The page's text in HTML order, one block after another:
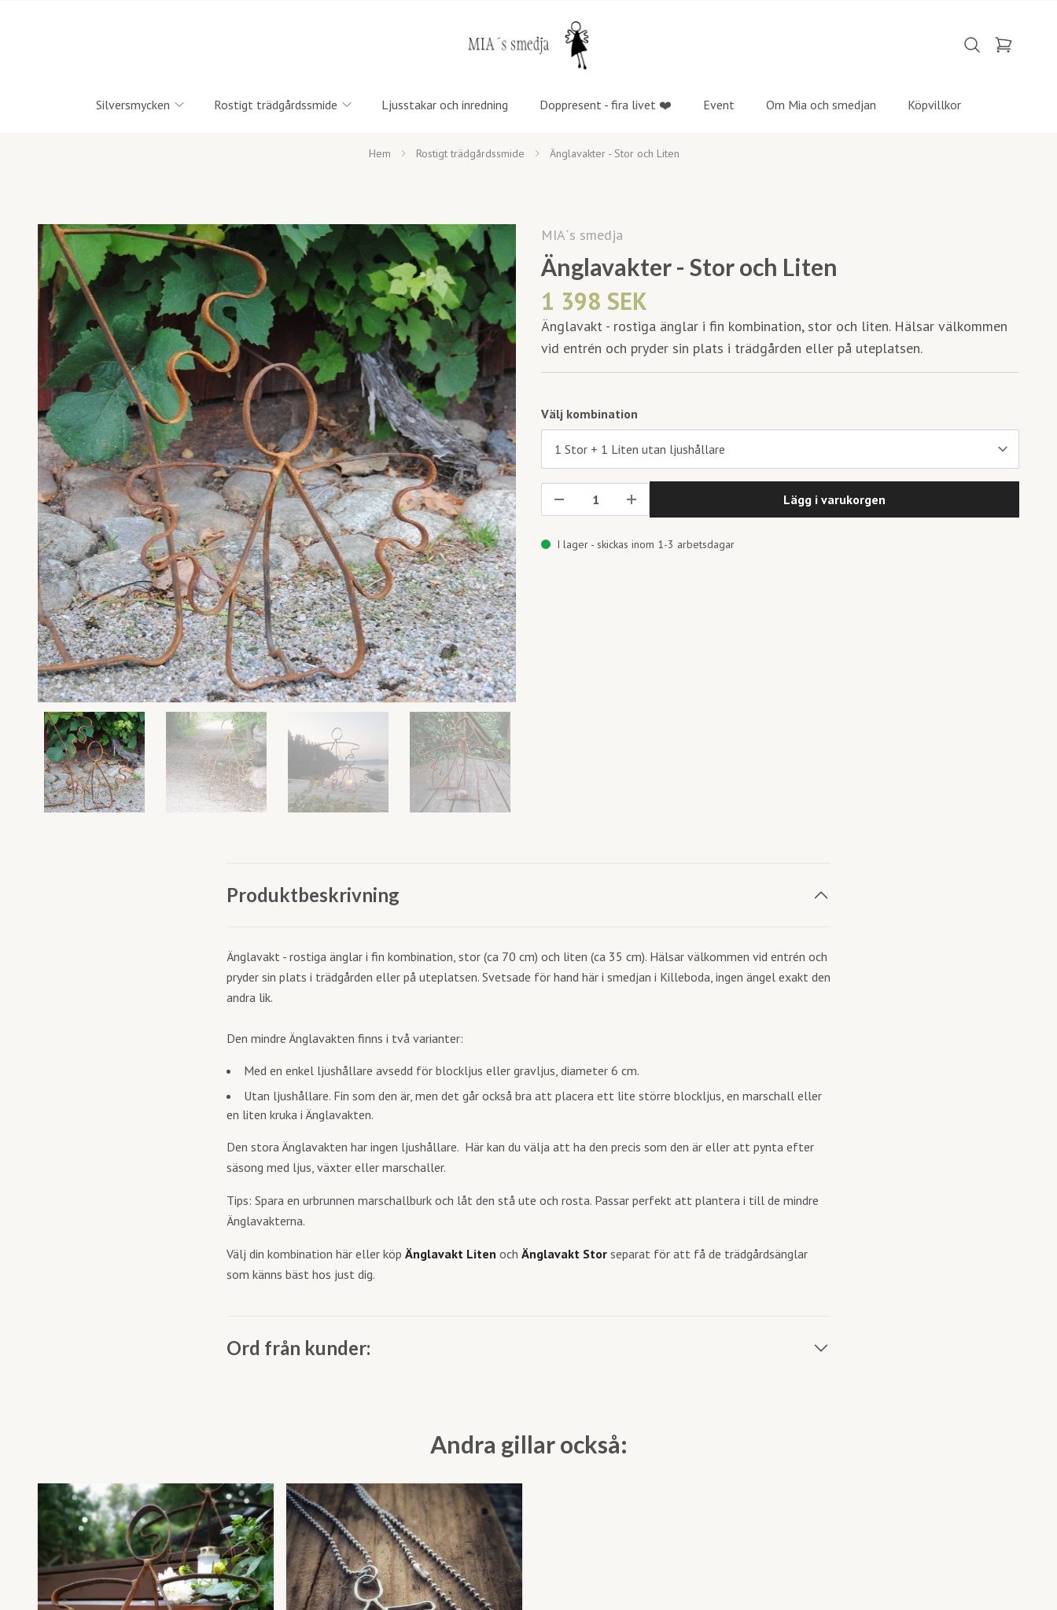
Silversmycken Rostigt trädgårdssmide Ljusstakar och inredning Doppresent - fira livet ❤️ Event Om Mia och smedjan Köpvillkor
Hem Rostigt trädgårdssmide Änglavakter - Stor och Liten
MIA´s smedja
Änglavakter - Stor och Liten
1 398 SEK
Änglavakt - rostiga änglar i fin kombination, stor och liten. Hälsar välkommen
vid entrén och pryder sin plats i trädgården eller på uteplatsen.
Välj kombination
Lägg i varukorgen
I lager - skickas inom 1-3 arbetsdagar
Produktbeskrivning
Änglavakt - rostiga änglar i fin kombination, stor (ca 70 cm) och liten (ca 35 cm). Hälsar välkommen vid entrén och
pryder sin plats i trädgården eller på uteplatsen. Svetsade för hand här i smedjan i Killeboda, ingen ängel exakt den
andra lik.
Den mindre Änglavakten finns i två varianter:
Med en enkel ljushållare avsedd för blockljus eller gravljus, diameter 6 cm.
Utan ljushållare. Fin som den är, men det går också bra att placera ett lite större blockljus, en marschall eller
en liten kruka i Änglavakten.
Den stora Änglavakten har ingen ljushållare. Här kan du välja att ha den precis som den är eller att pynta efter
säsong med ljus, växter eller marschaller.
Tips: Spara en urbrunnen marschallburk och låt den stå ute och rosta. Passar perfekt att plantera i till de mindre
Änglavakterna.
Välj din kombination här eller köp Änglavakt Liten och Änglavakt Stor separat för att få de trädgårdsänglar
som känns bäst hos just dig.
Ord från kunder:
Andra gillar också: